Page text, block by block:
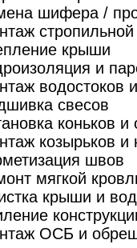
шифера /
крыши
и
водостоков
свесов
коньков и
козырьков и
швов
мягкой
крыши и
ОСБ и